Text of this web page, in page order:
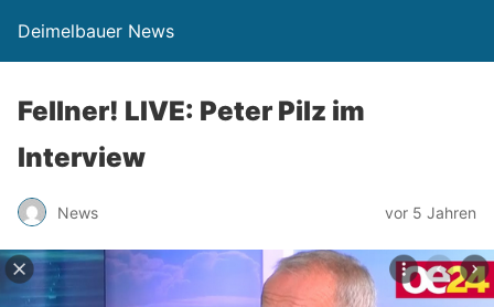
Deimelbauer News
Fellner! LIVE: Peter Pilz im
Interview
News vor 5 Jahren